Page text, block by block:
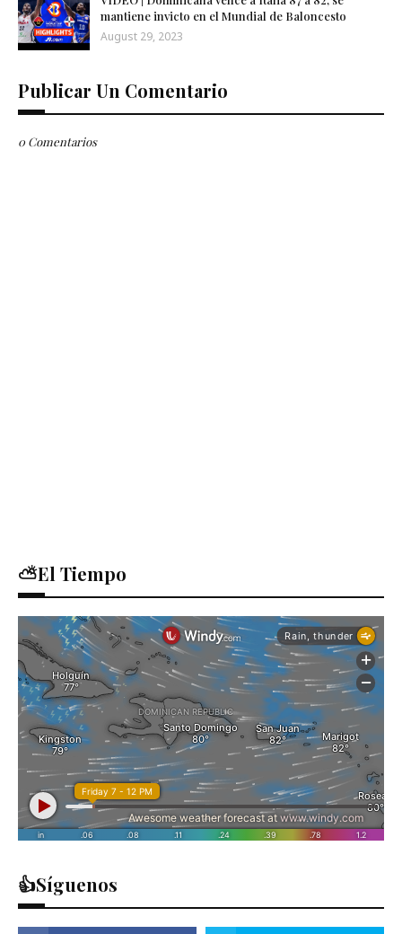
mantiene invicto en el Mundial de Baloncesto
August 29, 2023
Publicar Un Comentario
0 Comentarios
⛅El Tiempo
👍Síguenos